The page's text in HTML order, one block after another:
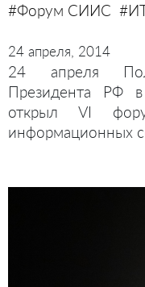
#Форум СИИС
24 апреля, 2014
24 апреля
Президента РФ
открыл VI
информационных